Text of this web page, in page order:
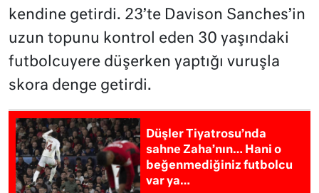
kendine getirdi. 23’te Davison Sanches’in
uzun topunu kontrol eden 30 yaşındaki
futbolcuyere düşerken yaptığı vuruşla
skora denge getirdi.
Düşler Tiyatrosu’nda
sahne Zaha’nın… Hani o
beğenmediğiniz futbolcu
var ya…